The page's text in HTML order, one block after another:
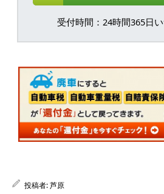
受付時間：24時間365日
投稿者:芦原